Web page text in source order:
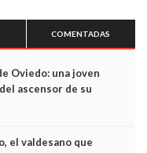
COMENTADAS
Oviedo: una joven
ascensor de su
el valdesano que